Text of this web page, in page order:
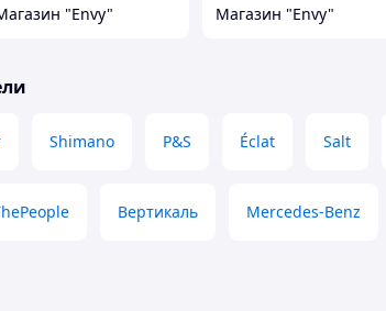
"Envy" Магазин "Envy"
Shimano P&S Éclat Salt
Вертикаль Mercedes-Benz